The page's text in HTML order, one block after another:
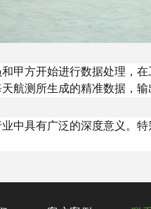
甲方开始进行数据处理，
航测所生成的精准数据，输
中具有广泛的深度意义。